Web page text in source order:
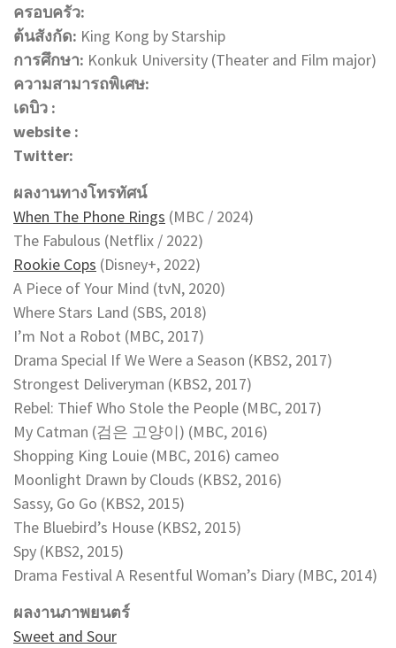
ครอบครัว:
ต้นสังกัด: King Kong by Starship
การศึกษา: Konkuk University (Theater and Film major)
ความสามารถพิเศษ:
เดบิว :
website :
Twitter:
ผลงานทางโทรทัศน์
When The Phone Rings (MBC / 2024)
The Fabulous (Netflix / 2022)
Rookie Cops (Disney+, 2022)
A Piece of Your Mind (tvN, 2020)
Where Stars Land (SBS, 2018)
I’m Not a Robot (MBC, 2017)
Drama Special If We Were a Season (KBS2, 2017)
Strongest Deliveryman (KBS2, 2017)
Rebel: Thief Who Stole the People (MBC, 2017)
My Catman (검은 고양이) (MBC, 2016)
Shopping King Louie (MBC, 2016) cameo
Moonlight Drawn by Clouds (KBS2, 2016)
Sassy, Go Go (KBS2, 2015)
The Bluebird’s House (KBS2, 2015)
Spy (KBS2, 2015)
Drama Festival A Resentful Woman’s Diary (MBC, 2014)
ผลงานภาพยนตร์
Sweet and Sour